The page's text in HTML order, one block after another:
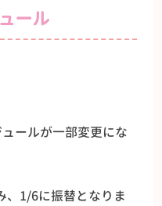
ール
ールが一部変更にな
、1/6に振替となりま